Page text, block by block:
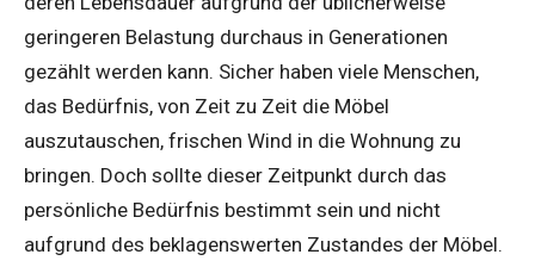
geringeren Belastung durchaus in Generationen
gezählt werden kann. Sicher haben viele Menschen,
das Bedürfnis, von Zeit zu Zeit die Möbel
auszutauschen, frischen Wind in die Wohnung zu
bringen. Doch sollte dieser Zeitpunkt durch das
persönliche Bedürfnis bestimmt sein und nicht
aufgrund des beklagenswerten Zustandes der Möbel.